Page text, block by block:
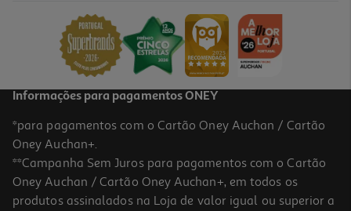
Informações para pagamentos ONEY
*para pagamentos com o Cartão Oney Auchan / Cartão
Oney Auchan+.
**Campanha Sem Juros para pagamentos com o Cartão
Oney Auchan / Cartão Oney Auchan+, em todos os
produtos assinalados na Loja de valor igual ou superior a